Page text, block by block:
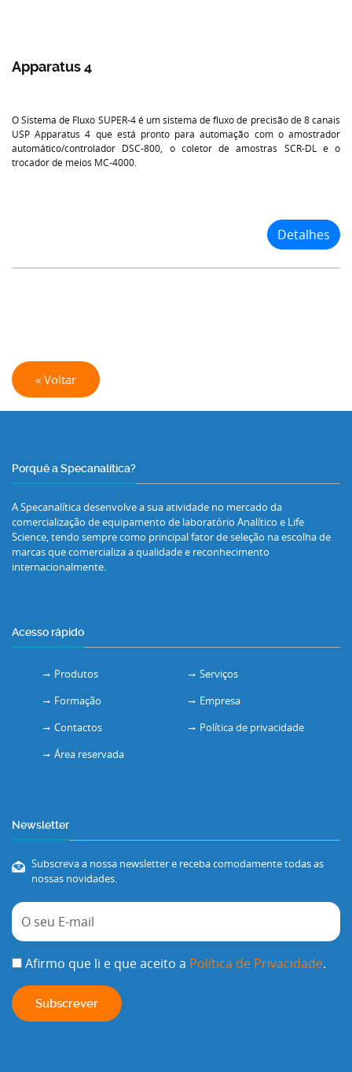
Apparatus 4
O Sistema de Fluxo SUPER-4 é um sistema de fluxo de precisão de 8 canais
USP Apparatus 4 que está pronto para automação com o amostrador
automático/controlador DSC-800, o coletor de amostras SCR-DL e o
trocador de meios MC-4000.
Detalhes
« Voltar
Porquê a Specanalítica?
A Specanalítica desenvolve a sua atividade no mercado da
comercialização de equipamento de laboratório Analítico e Life
Science, tendo sempre como principal fator de seleção na escolha de
marcas que comercializa a qualidade e reconhecimento
internacionalmente.
Acesso rápido
Produtos
Serviços
Formação
Empresa
Contactos
Política de privacidade
Área reservada
Newsletter
Subscreva a nossa newsletter e receba comodamente todas as
nossas novidades.
Afirmo que li e que aceito a Política de Privacidade.